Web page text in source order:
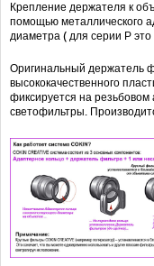
Крепление держателя к
помощью металлического
диаметра ( для серии Р
Оригинальный держатель
высококачественного
фиксируется на
светофильтры.